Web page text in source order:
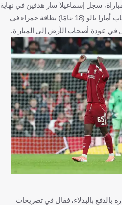
سجل إسماعيلا سار هدفين في نهاية
الشوط الأول، ثم تلقى اللاعب الشاب أمارا نالو (18 عامًا) بطاقة حمراء في
في عودة أصحاب الأرض إلى المباراة.
بالدفع بالبدلاء، فقال في تصريحات